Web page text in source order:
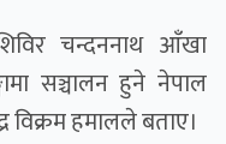
चन्दननाथ आँखा
सञ्चालन हुने नेपाल
विक्रम हमालले बताए।